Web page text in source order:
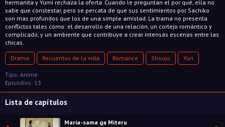
hermanita y Yumi rechaza la oferta. Cuando le preguntan el por qué, ella no
sabe que constestar, pero se percata de que sus sentimientos por Sachiko
son mas profundos que los de una simple amistad. La trama no presenta
conflictos tales como: el desarrollo de una relación, un cortejo romántico y
complicado, y un ambiente que contribuye a crear intensas escenas entre las
chicas.
Drama Recuentos de la vida Romance Shoujo Yuri
Tipo: Anime
Episodios: 13
Lista de capítulos
Maria-sama ga Miteru